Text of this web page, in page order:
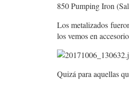
850 Pumping Iron
Los metalizados
los vemos en
Quizá para aquellas